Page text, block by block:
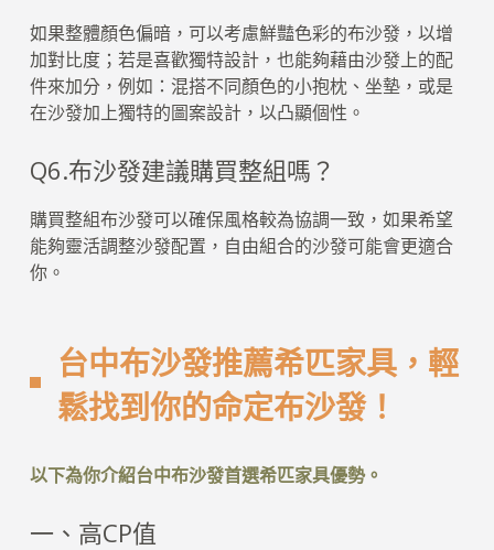
如果整體顏色偏暗，可以考慮鮮豔色彩的布沙發，以增
加對比度；若是喜歡獨特設計，也能夠藉由沙發上的配
件來加分，例如：混搭不同顏色的小抱枕、坐墊，或是
在沙發加上獨特的圖案設計，以凸顯個性。
Q6.布沙發建議購買整組嗎？
購買整組布沙發可以確保風格較為協調一致，如果希望
能夠靈活調整沙發配置，自由組合的沙發可能會更適合
你。
台中布沙發推薦希匹家具，輕
鬆找到你的命定布沙發！
以下為你介紹台中布沙發首選希匹家具優勢。
一、高CP值